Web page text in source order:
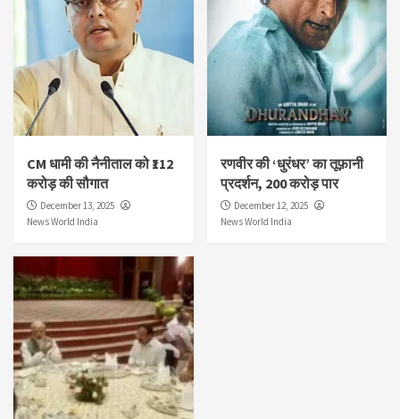
CM धामी की नैनीताल को ₹112
करोड़ की सौगात
December 13, 2025
News World India
रणवीर की ‘धुरंधर’ का तूफ़ानी
प्रदर्शन, 200 करोड़ पार
December 12, 2025
News World India